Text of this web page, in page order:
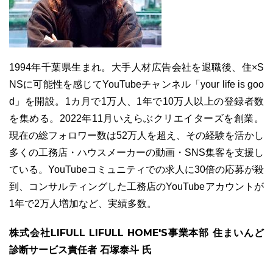
1994年千葉県生まれ。大手人材広告会社を退職後、住×S
NSに可能性を感じてYouTubeチャンネル「your life is goo
d」を開設。1カ月で1万人、1年で10万人以上の登録者数
を集める。2022年11月いえらぶクリエイターズを創業。
現在の総フォロワー数は52万人を超え、その経験を活かし
多くの工務店・ハウスメーカーの動画・SNS集客を支援し
ている。YouTubeコミュニティでの求人に30倍の応募が殺
到、コンサルティングした工務店のYouTubeアカウントが
1年で2万人増加など、実績多数。
株式会社LIFULL LIFULL HOME'S事業本部 住まいんど
診断サービス責任者 石塚泰斗 氏